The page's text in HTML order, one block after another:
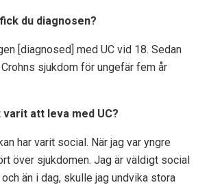
du diagnosen?
[diagnosed] med UC vid 18. Sedan
sjukdom för ungefär fem år
att leva med UC?
har varit social. När jag var yngre
över sjukdomen. Jag är väldigt social
än i dag, skulle jag undvika stora